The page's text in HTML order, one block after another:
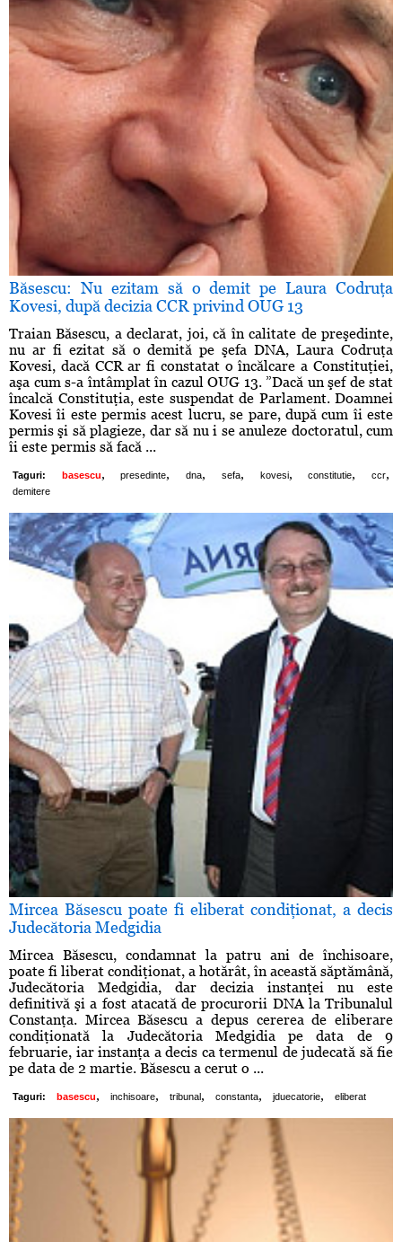
Băsescu: Nu ezitam să o demit pe Laura Codruţa
Kovesi, după decizia CCR privind OUG 13
Traian Băsescu, a declarat, joi, că în calitate de preşedinte,
nu ar fi ezitat să o demită pe şefa DNA, Laura Codruţa
Kovesi, dacă CCR ar fi constatat o încălcare a Constituţiei,
aşa cum s-a întâmplat în cazul OUG 13. ”Dacă un şef de stat
încalcă Constituţia, este suspendat de Parlament. Doamnei
Kovesi îi este permis acest lucru, se pare, după cum îi este
permis şi să plagieze, dar să nu i se anuleze doctoratul, cum
îi este permis să facă ...
Taguri: basescu, presedinte, dna, sefa, kovesi, constitutie, ccr,
demitere
Mircea Băsescu poate fi eliberat condiţionat, a decis
Judecătoria Medgidia
Mircea Băsescu, condamnat la patru ani de închisoare,
poate fi liberat condiţionat, a hotărât, în această săptămână,
Judecătoria Medgidia, dar decizia instanţei nu este
definitivă şi a fost atacată de procurorii DNA la Tribunalul
Constanţa. Mircea Băsescu a depus cererea de eliberare
condiţionată la Judecătoria Medgidia pe data de 9
februarie, iar instanţa a decis ca termenul de judecată să fie
pe data de 2 martie. Băsescu a cerut o ...
Taguri: basescu, inchisoare, tribunal , constanta, jduecatorie, eliberat